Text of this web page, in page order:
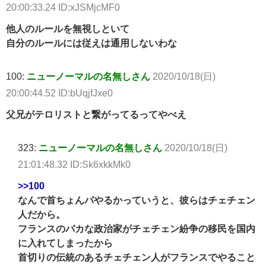
20:00:33.24 ID:xJSMjcMF0
他人のルールを無視しといて
自分のルールには従えは通用しないわな
100: ニューノーマルの名無しさん 2020/10/18(日)
20:00:44.52 ID:bUqjfJxe0
父兄がテロリストと繋がってるってやべえ
323: ニューノーマルの名無しさん 2020/10/18(日)
21:01:48.32 ID:Sk6xkkMk0
>>100
なんで首ちょんパやるかっていうと、彼らはチェチェン
人だから。
フランスのバカな政治家がチェチェン紛争の移民を国内
に入れてしまったから
首切りの伝統のあるチェチェン人がフランスでやること